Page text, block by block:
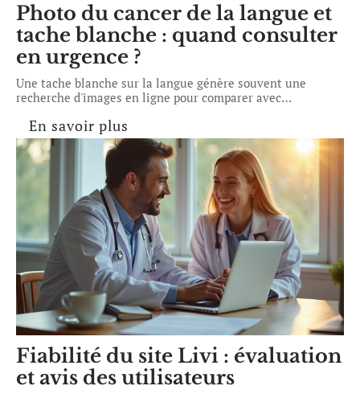
Photo du cancer de la langue et
tache blanche : quand consulter
en urgence ?
Une tache blanche sur la langue génère souvent une
recherche d'images en ligne pour comparer avec…
En savoir plus
Fiabilité du site Livi : évaluation
et avis des utilisateurs